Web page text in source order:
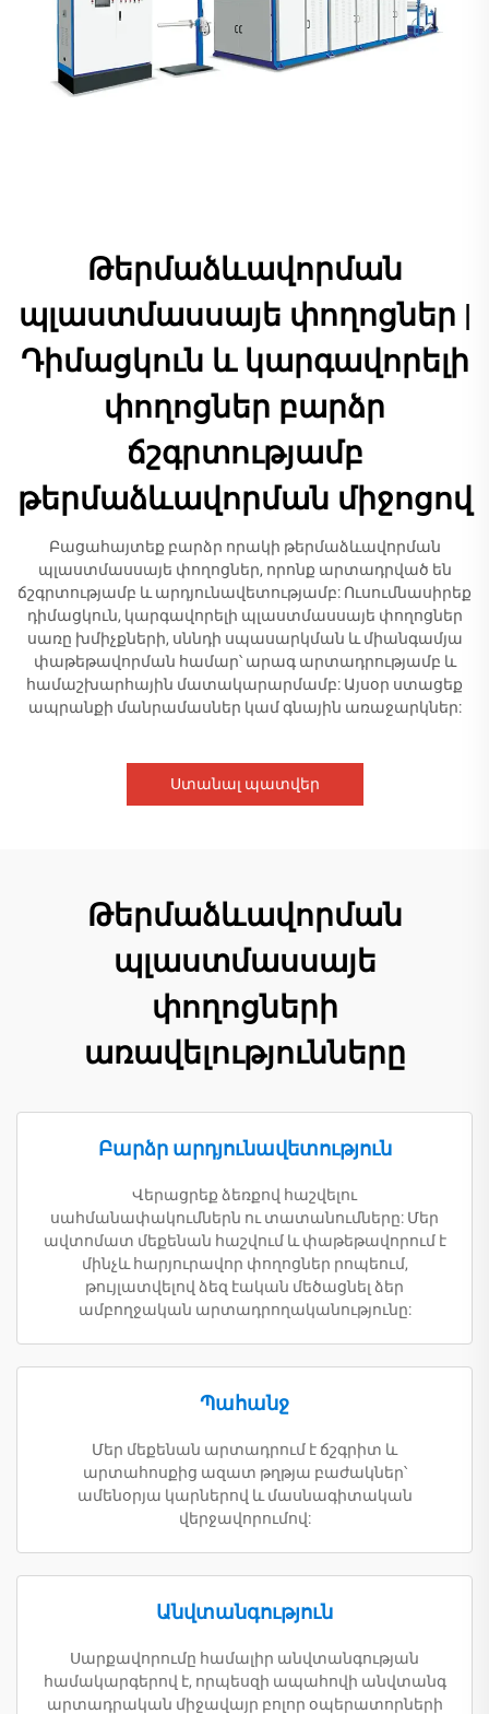
Թերմաձևավորման
պլաստմասսայե փողոցներ |
Դիմացկուն և կարգավորելի
փողոցներ բարձր
ճշգրտությամբ
թերմաձևավորման միջոցով
Բացահայտեք բարձր որակի թերմաձևավորման
պլաստմասսայե փողոցներ, որոնք արտադրված են
ճշգրտությամբ և արդյունավետությամբ: Ուսումնասիրեք
դիմացկուն, կարգավորելի պլաստմասսայե փողոցներ
սառը խմիչքների, սննդի սպասարկման և միանգամյա
փաթեթավորման համար՝ արագ արտադրությամբ և
համաշխարհային մատակարարմամբ: Այսօր ստացեք
ապրանքի մանրամասներ կամ գնային առաջարկներ:
Ստանալ պատվեր
Թերմաձևավորման
պլաստմասսայե
փողոցների
առավելությունները
Բարձր արդյունավետություն
Վերացրեք ձեռքով հաշվելու
սահմանափակումներն ու տատանումները: Մեր
ավտոմատ մեքենան հաշվում և փաթեթավորում է
մինչև հարյուրավոր փողոցներ րոպեում,
թույլատվելով ձեզ էական մեծացնել ձեր
ամբողջական արտադրողականությունը:
Պահանջ
Մեր մեքենան արտադրում է ճշգրիտ և
արտահոսքից ազատ թղթյա բաժակներ՝
ամենօրյա կարներով և մասնագիտական
վերջավորումով:
Անվտանգություն
Սարքավորումը համալիր անվտանգության
համակարգերով է, որպեսզի ապահովի անվտանգ
արտադրական միջավայր բոլոր օպերատորների